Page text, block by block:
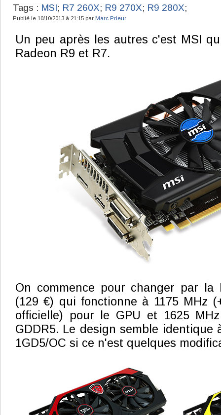
Tags : MSI; R7 260X; R9 270X; R9 280X;
Publié le 10/10/2013 à 21:15 par Marc Prieur
Un peu après les autres c'est MSI
Radeon R9 et R7.
On commence pour changer par la
(129 €) qui fonctionne à 1175 MHz
officielle) pour le GPU et 1625
GDDR5. Le design semble identique
1GD5/OC si ce n'est quelques